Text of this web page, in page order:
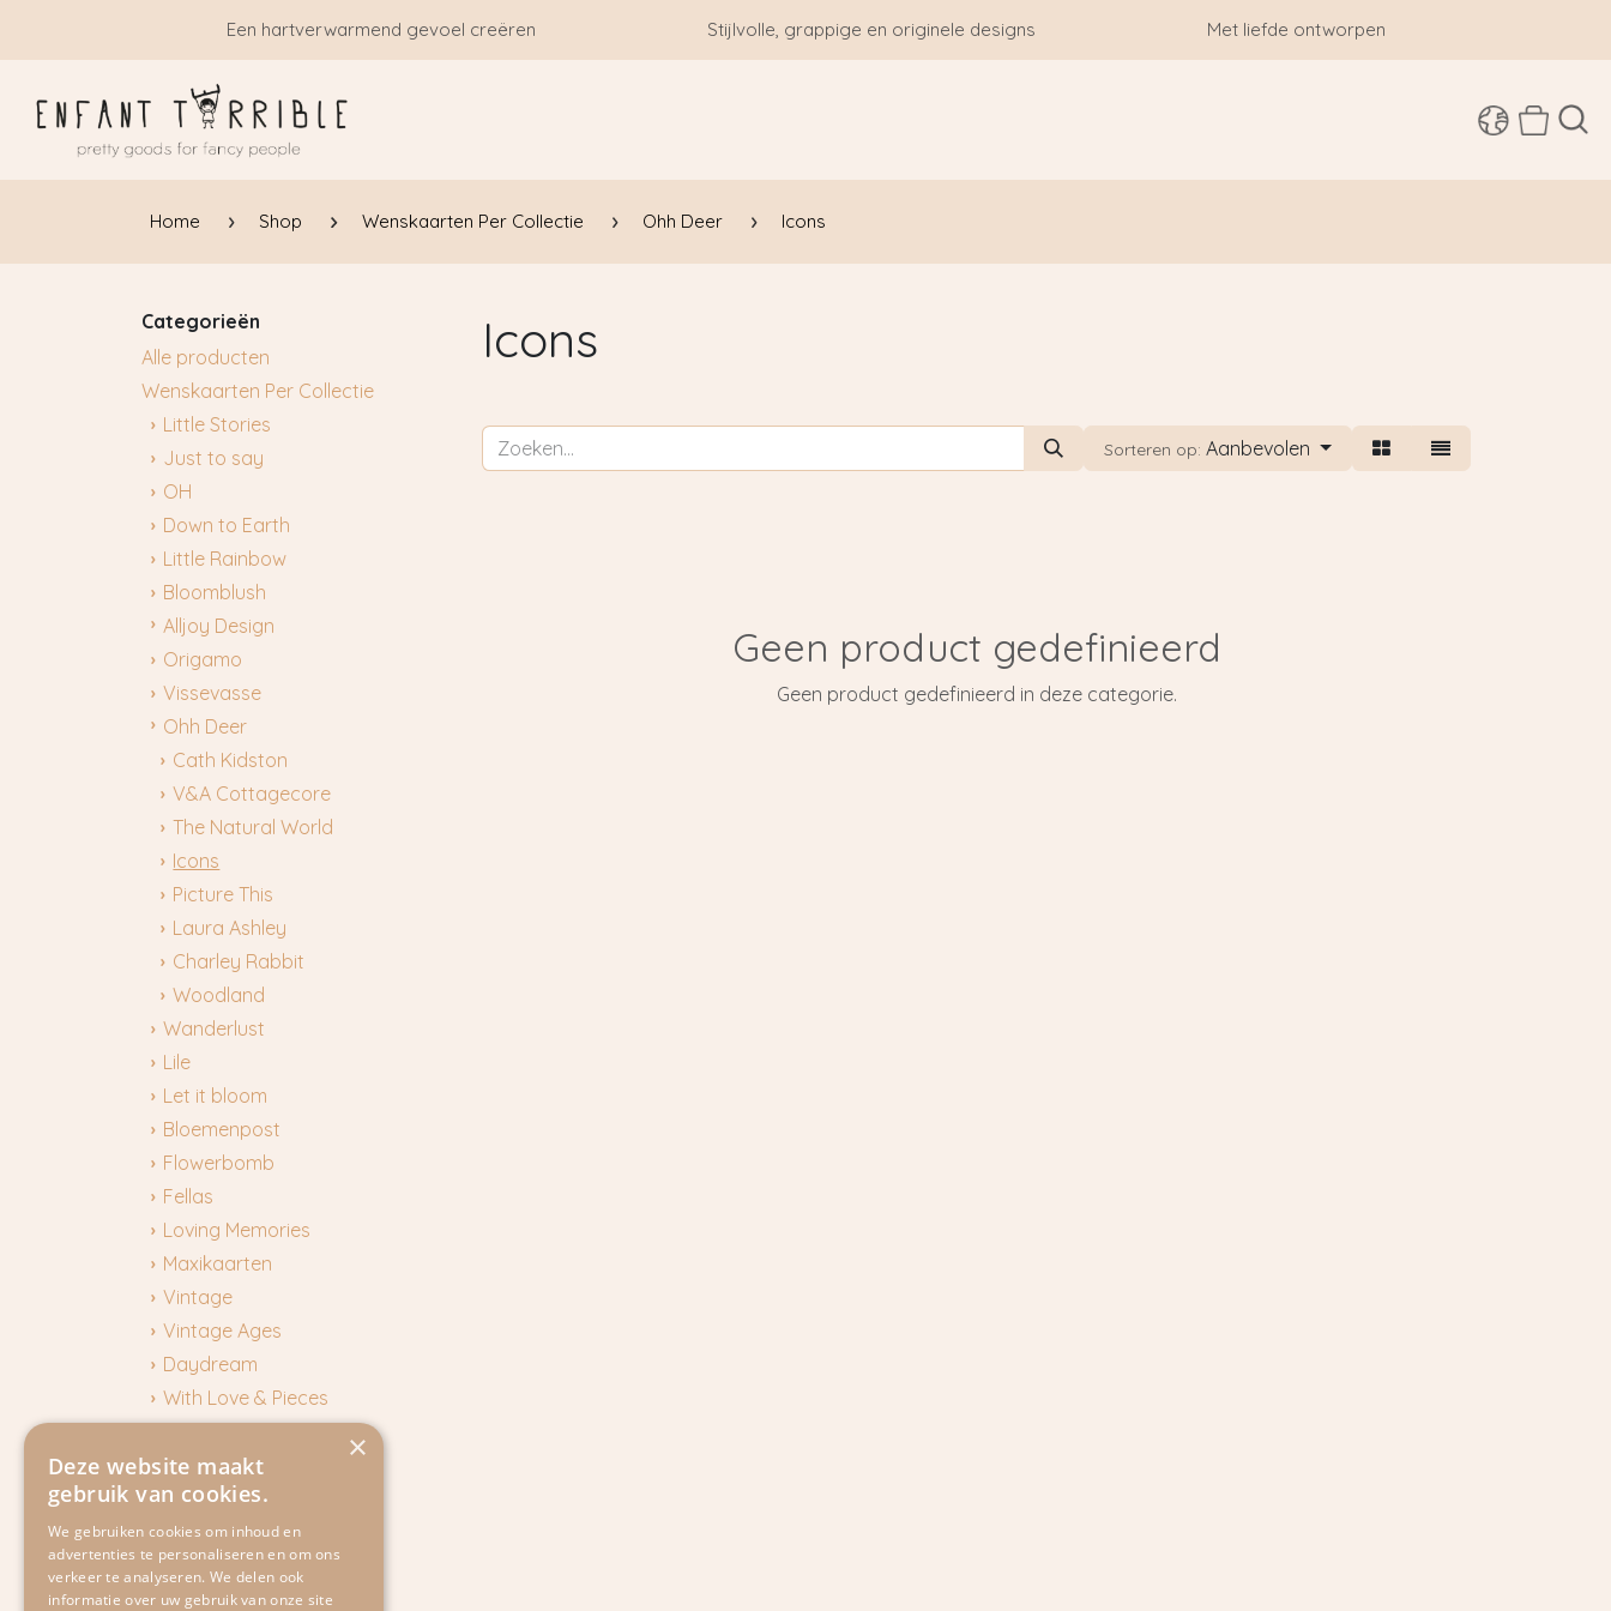
Een hartverwarmend gevoel creëren Stijlvolle, grappige en originele designs Met liefde ontworpen
Home Shop Wenskaarten Per Collectie Ohh Deer Icons
Categorieën
Alle producten
Wenskaarten Per Collectie
Little Stories
Just to say
OH
Down to Earth
Little Rainbow
Bloomblush
Alljoy Design
Origamo
Vissevasse
Ohh Deer
Cath Kidston
V&A Cottagecore
The Natural World
Icons
Picture This
Laura Ashley
Charley Rabbit
Woodland
Wanderlust
Lile
Let it bloom
Bloemenpost
Flowerbomb
Fellas
Loving Memories
Maxikaarten
Vintage
Vintage Ages
Daydream
With Love & Pieces
Loulou
Paper Party
Spotlight
Pixie
The Great Parade
Icons
Sorteren op: Aanbevolen
Geen product gedefinieerd
Geen product gedefinieerd in deze categorie.
×
Deze website maakt
gebruik van cookies.
We gebruiken cookies om inhoud en
advertenties te personaliseren en om ons
verkeer te analyseren. We delen ook
informatie over uw gebruik van onze site